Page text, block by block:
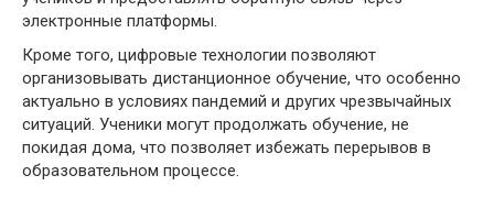
электронные платформы.
Кроме того, цифровые технологии позволяют
организовывать дистанционное обучение, что особенно
актуально в условиях пандемий и других чрезвычайных
ситуаций. Ученики могут продолжать обучение, не
покидая дома, что позволяет избежать перерывов в
образовательном процессе.